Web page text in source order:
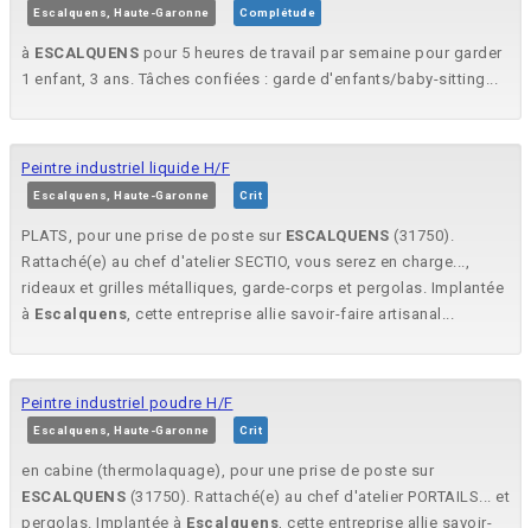
Escalquens, Haute-Garonne Complétude
à ESCALQUENS pour 5 heures de travail par semaine pour garder
1 enfant, 3 ans. Tâches confiées : garde d'enfants/baby-sitting...
Peintre industriel liquide H/F
Escalquens, Haute-Garonne Crit
PLATS, pour une prise de poste sur ESCALQUENS (31750).
Rattaché(e) au chef d'atelier SECTIO, vous serez en charge...,
rideaux et grilles métalliques, garde-corps et pergolas. Implantée
à Escalquens, cette entreprise allie savoir-faire artisanal...
Peintre industriel poudre H/F
Escalquens, Haute-Garonne Crit
en cabine (thermolaquage), pour une prise de poste sur
ESCALQUENS (31750). Rattaché(e) au chef d'atelier PORTAILS... et
pergolas. Implantée à Escalquens, cette entreprise allie savoir-